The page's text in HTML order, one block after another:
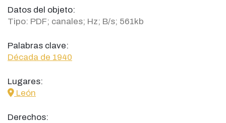
Datos del objeto:
Tipo: PDF; canales; Hz; B/s; 561kb
Palabras clave:
Década de 1940
Lugares:
icon
León
Derechos: